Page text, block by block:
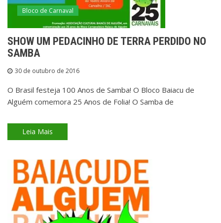
Bloco de Carnaval
SHOW UM PEDACINHO DE TERRA PERDIDO NO
SAMBA
30 de outubro de 2016
O Brasil festeja 100 Anos de Samba! O Bloco Baiacu de
Alguém comemora 25 Anos de Folia! O Samba de
Leia Mais